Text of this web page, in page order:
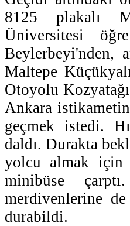
8125 plakalı
Üniversitesi
Beylerbeyi'nden,
Maltepe
Otoyolu
Ankara
geçmek istedi.
daldı. Durakta
yolcu almak için
minibüse
merdivenlerine
durabildi.